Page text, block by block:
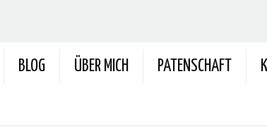
BLOG ÜBER MICH PATENSCHAFT